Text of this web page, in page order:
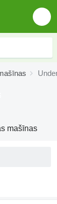
mašīnas